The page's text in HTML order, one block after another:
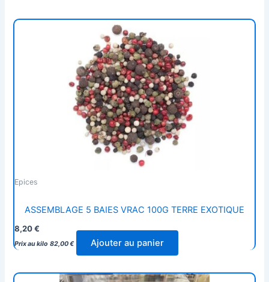
Epices
ASSEMBLAGE 5 BAIES VRAC 100G TERRE EXOTIQUE
8,20€
Prix au kilo 82,00€ Ajouter au panier